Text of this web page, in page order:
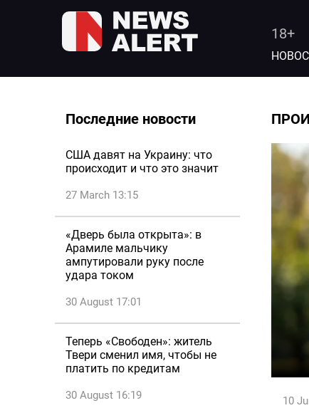
18+
Последние новости
США давят на Украину: что
происходит и что это значит
27 March 13:15
«Дверь была открыта»: в
Арамиле мальчику
ампутировали руку после
удара током
30 August 17:01
Теперь «Свободен»: житель
Твери сменил имя, чтобы не
платить по кредитам
30 August 16:19 10